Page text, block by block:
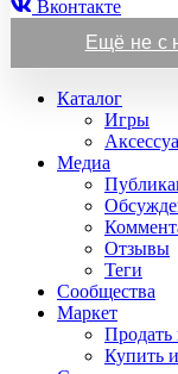
Вконтакте
Ещё не с
Каталог
Игры
Медиа
Отзывы
Теги
Сообщества
Маркет
Продать
Купить